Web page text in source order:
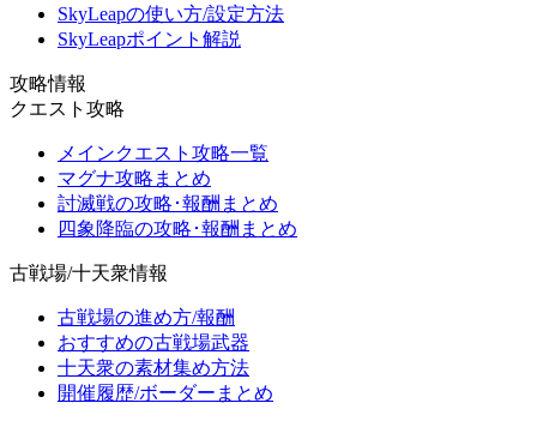
SkyLeapの使い方/設定方法
SkyLeapポイント解説
攻略情報
クエスト攻略
メインクエスト攻略一覧
マグナ攻略まとめ
討滅戦の攻略･報酬まとめ
四象降臨の攻略･報酬まとめ
古戦場/十天衆情報
古戦場の進め方/報酬
おすすめの古戦場武器
十天衆の素材集め方法
開催履歴/ボーダーまとめ